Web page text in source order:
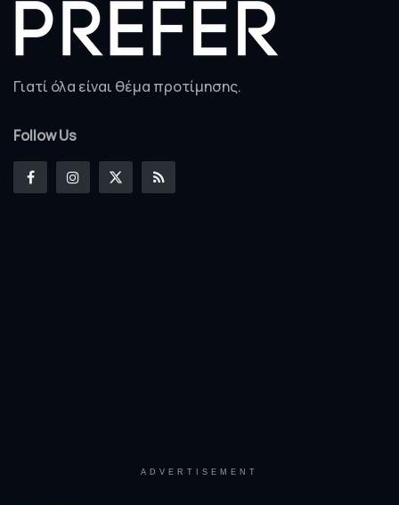
Γιατί όλα είναι θέμα προτίμησης.
Follow Us
ADVERTISEMENT